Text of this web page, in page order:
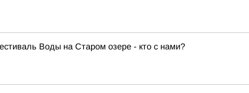
Воды на Старом озере - кто с нами?